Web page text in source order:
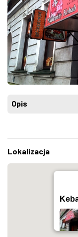
Opis
Lokalizacja